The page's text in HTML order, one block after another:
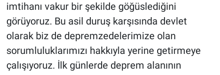
imtihanı vakur bir şekilde göğüslediğini
görüyoruz. Bu asil duruş karşısında devlet
olarak biz de depremzedelerimize olan
sorumluluklarımızı hakkıyla yerine getirmeye
çalışıyoruz. İlk günlerde deprem alanının